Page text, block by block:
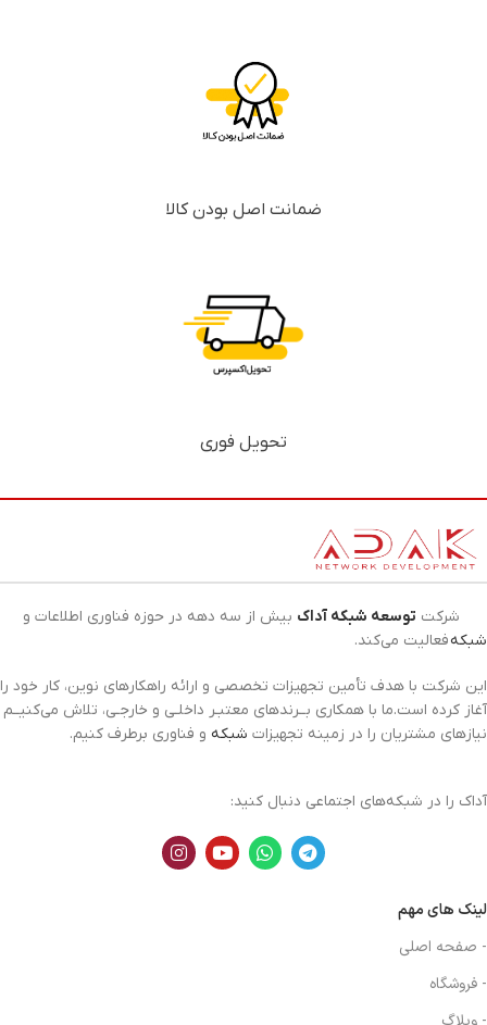
ضمانت اصل بودن کالا
تحویل فوری
شرکت توسعه شبکه آداک بیش از سه دهه در حوزه فناوری اطلاعات و
شبکهفعالیت می‌کند.
این شرکت با هدف تأمین تجهیزات تخصصی و ارائه راهکارهای نوین، کار خود را
آغاز کرده است.ما با همکاری بــرندهای معتبـر داخلـی و خارجـی، تلاش می‌کنیــم
نیازهای مشتریان را در زمینه تجهیزات شبکه و فناوری برطرف کنیم.
آداک را در شبکه‌های اجتماعی دنبال کنید:
لینک های مهم
- صفحه اصلی
- فروشگاه